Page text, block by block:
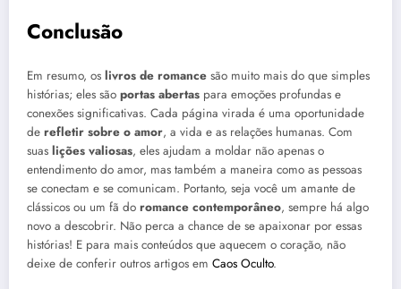
Conclusão
Em resumo, os livros de romance são muito mais do que simples
histórias; eles são portas abertas para emoções profundas e
conexões significativas. Cada página virada é uma oportunidade
de refletir sobre o amor, a vida e as relações humanas. Com
suas lições valiosas, eles ajudam a moldar não apenas o
entendimento do amor, mas também a maneira como as pessoas
se conectam e se comunicam. Portanto, seja você um amante de
clássicos ou um fã do romance contemporâneo, sempre há algo
novo a descobrir. Não perca a chance de se apaixonar por essas
histórias! E para mais conteúdos que aquecem o coração, não
deixe de conferir outros artigos em Caos Oculto.